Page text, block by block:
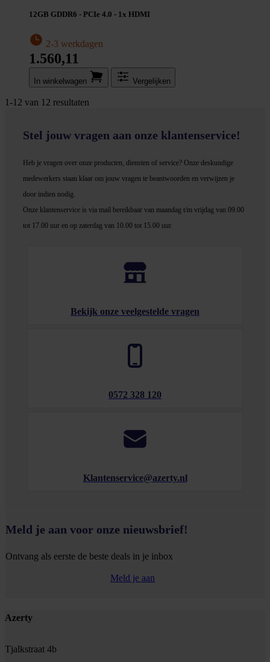
12GB GDDR6 - PCIe 4.0 - 1x HDMI
2-3 werkdagen
1.560,11
In winkel­wagen Vergelijken
1-12 van 12 resultaten
Stel jouw vragen aan onze klantenservice!
Heb je vragen over onze producten, diensten of service? Onze deskundige
medewerkers staan klaar om jouw vragen te beantwoorden en verwijzen je
door indien nodig.
Onze klantenservice is via mail bereikbaar van maandag t/m vrijdag van 09.00
tot 17.00 uur en op zaterdag van 10.00 tot 15.00 uur.
Bekijk onze veelgestelde vragen
0572 328 120
Klantenservice@azerty.nl
Meld je aan voor onze nieuwsbrief!
Ontvang als eerste de beste deals in je inbox
Meld je aan
Footer
Azerty
Tjalkstraat 4b